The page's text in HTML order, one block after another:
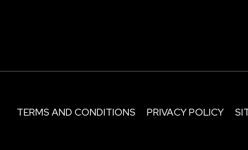
TERMS AND CONDITIONS PRIVACY POLICY